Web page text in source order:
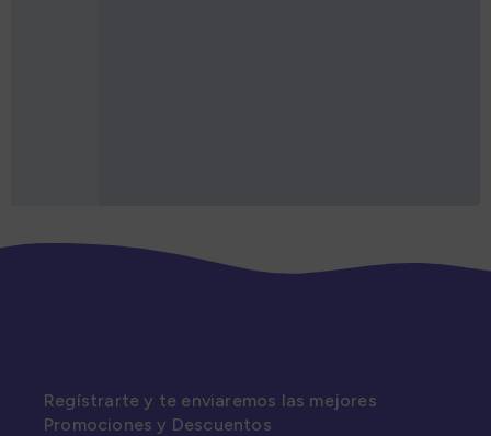
Regístrarte y te enviaremos las mejores
Promociones y Descuentos